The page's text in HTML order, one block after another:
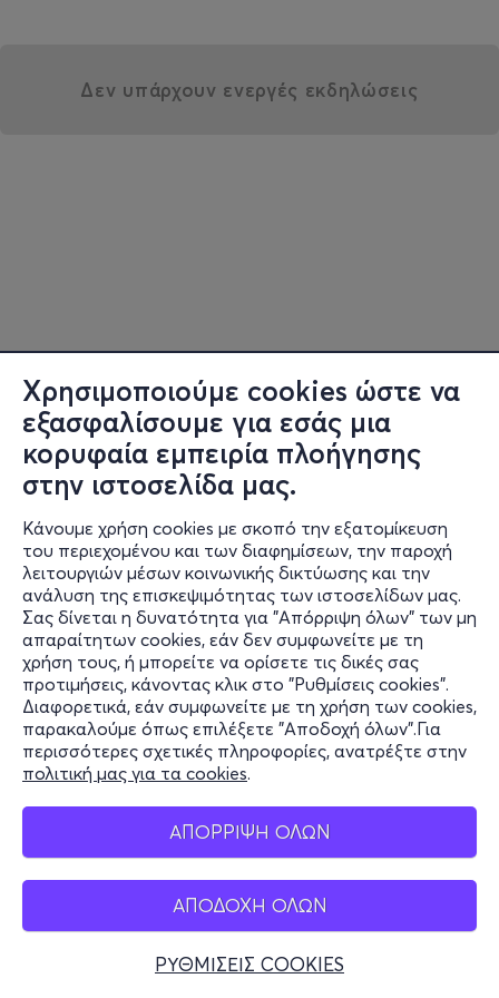
Χρησιμοποιούμε cookies ώστε να
εξασφαλίσουμε για εσάς μια
κορυφαία εμπειρία πλοήγησης
στην ιστοσελίδα μας.
Κάνουμε χρήση cookies με σκοπό την εξατομίκευση
του περιεχομένου και των διαφημίσεων, την παροχή
λειτουργιών μέσων κοινωνικής δικτύωσης και την
ανάλυση της επισκεψιμότητας των ιστοσελίδων μας.
Σας δίνεται η δυνατότητα για "Απόρριψη όλων" των μη
απαραίτητων cookies, εάν δεν συμφωνείτε με τη
χρήση τους, ή μπορείτε να ορίσετε τις δικές σας
προτιμήσεις, κάνοντας κλικ στο "Ρυθμίσεις cookies".
Διαφορετικά, εάν συμφωνείτε με τη χρήση των cookies,
παρακαλούμε όπως επιλέξετε "Αποδοχή όλων".Για
περισσότερες σχετικές πληροφορίες, ανατρέξτε στην
πολιτική μας για τα cookies.
ΑΠΟΡΡΙΨΗ ΟΛΩΝ
ΑΠΟΔΟΧΗ ΟΛΩΝ
ΡΥΘΜΙΣΕΙΣ COOKIES
Δεν υπάρχουν ενεργές εκδηλώσεις